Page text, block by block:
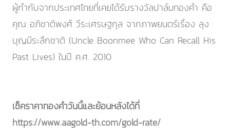
ผู้กำกับจากประเทศไทยที่เคยได้รับรางวัลปาล์มทองคำ คือ
คุณ อภิชาติพงศ์ วีระเศรษฐกุล จากภาพยนตร์เรื่อง ลุง
บุญมีระลึกชาติ (Uncle Boonmee Who Can Recall His
Past Lives) ในปี ค.ศ. 2010
เช็คราคาทองคำวันนี้และย้อนหลังได้ที่
https://www.aagold-th.com/gold-rate/